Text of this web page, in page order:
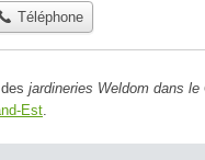
Téléphone
jardineries Weldom dans le
Est